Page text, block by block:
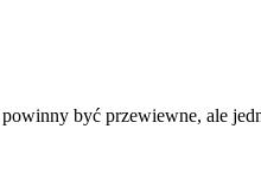
być przewiewne, ale